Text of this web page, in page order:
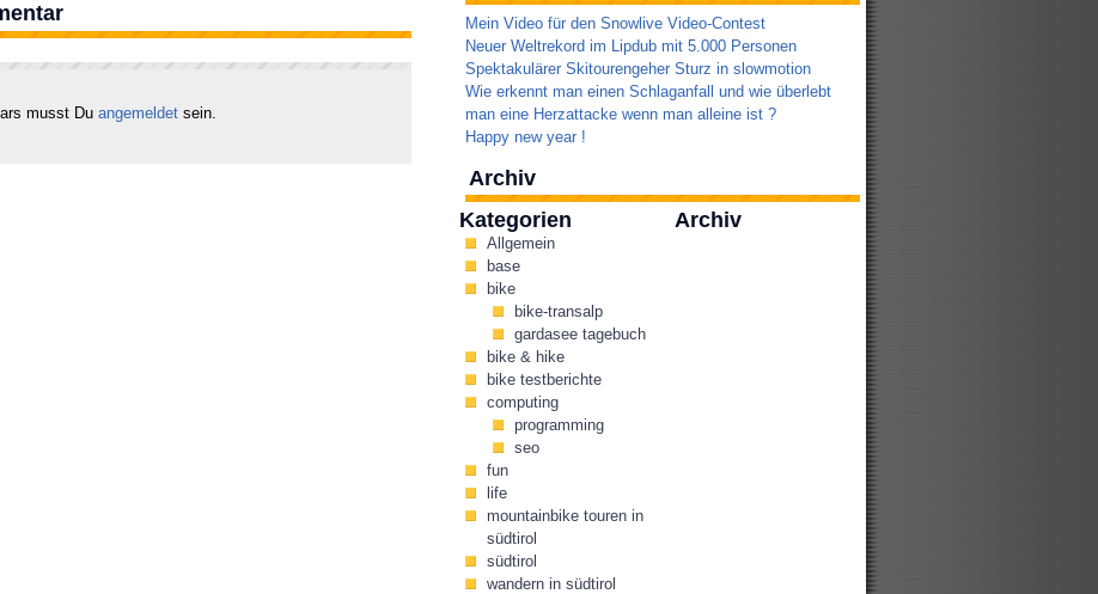
musst Du angemeldet sein.
Mein Video für den Snowlive Video-Contest
Neuer Weltrekord im Lipdub mit 5.000 Personen
Spektakulärer Skitourengeher Sturz in slowmotion
Wie erkennt man einen Schlaganfall und wie überlebt
man eine Herzattacke wenn man alleine ist ?
Happy new year !
Archiv
Kategorien
Allgemein
base
bike
bike-transalp
gardasee tagebuch
bike & hike
bike testberichte
computing
programming
seo
fun
life
mountainbike touren in
südtirol
südtirol
wandern in südtirol
Archiv